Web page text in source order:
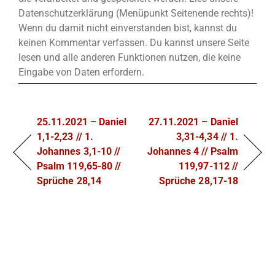
Datenschutzerklärung (Menüpunkt Seitenende rechts)!
Wenn du damit nicht einverstanden bist, kannst du
keinen Kommentar verfassen. Du kannst unsere Seite
lesen und alle anderen Funktionen nutzen, die keine
Eingabe von Daten erfordern.
25.11.2021 – Daniel
1,1-2,23 // 1.
Johannes 3,1-10 //
Psalm 119,65-80 //
Sprüche 28,14
27.11.2021 – Daniel
3,31-4,34 // 1.
Johannes 4 // Psalm
119,97-112 //
Sprüche 28,17-18